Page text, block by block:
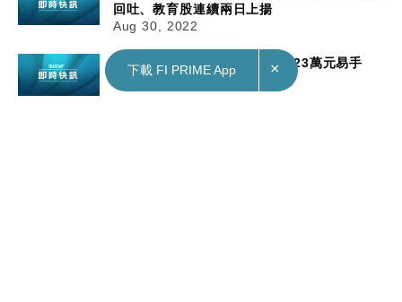
回吐、教育股連續兩日上揚
Aug 30, 2022
地產｜都會駅低層套三房戶 1023萬元易手
Aug 30, 2022
下載 FI PRIME App ×